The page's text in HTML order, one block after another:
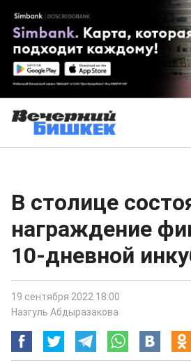
В столице
награждение
10-дневной
19 сентября 2022 18:00
Назгуль Абдыразакова